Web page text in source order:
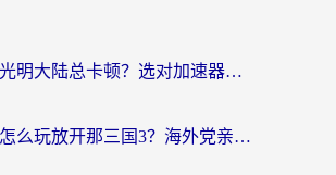
海外党打光明大陆总卡顿？选对加速器才是关键！（附亲测好用的推荐）
澳大利亚怎么玩放开那三国3？海外党亲测有效的国服游戏加速指南